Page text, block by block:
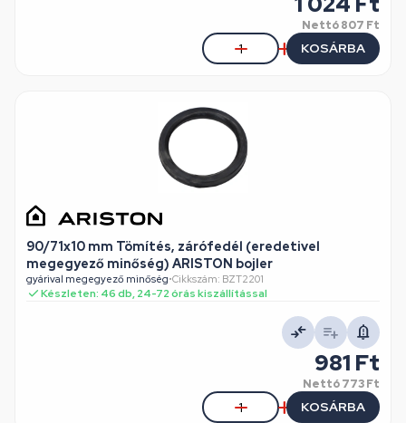
Nettó807 Ft
KOSÁRBA
90/71x10 mm Tömítés, zárófedél (eredetivel
megegyező minőség) ARISTON bojler
gyárival megegyező minőség•Cikkszám: BZT2201
Készleten: 46 db, 24-72 órás kiszállítással
981 Ft
Nettó773 Ft
KOSÁRBA